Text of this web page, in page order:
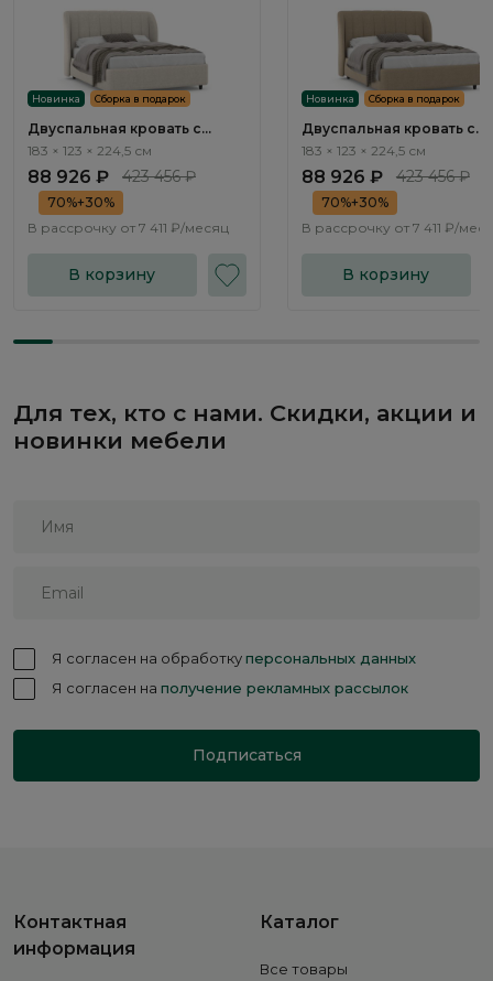
Новинка Сборка в подарок
Двуспальная кровать с
подъемным механизмом
Наполи / Napoli NK243.01
183 × 123 × 224,5 см
88 926 ₽ 423 456 ₽
70%+30%
В рассрочку от 7 411 ₽/месяц
В корзину
Новинка Сборка в подарок
Двуспальная кровать с
подъемным механизмом
Наполи / Napoli NK243.03
183 × 123 × 224,5 см
88 926 ₽ 423 456 ₽
70%+30%
В рассрочку от 7 411 ₽/
В корзину
Для тех, кто с нами. Скидки, акции и
новинки мебели
Я согласен на обработкуперсональных данных
Я согласен на получение рекламных рассылок
Подписаться
Контактная
информация
Каталог
Все товары